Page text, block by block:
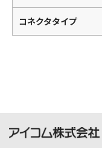
コネクタタイプ